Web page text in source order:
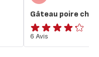
Gâteau poire
ratings.4.2
6 Avis